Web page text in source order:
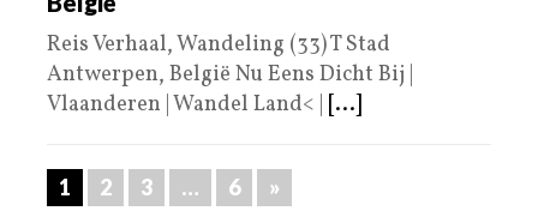
Reis Verhaal, Wandeling (33) T Stad
Antwerpen, België Nu Eens Dicht Bij |
Vlaanderen | Wandel Land< | [...]
1 2 3 … 6 »